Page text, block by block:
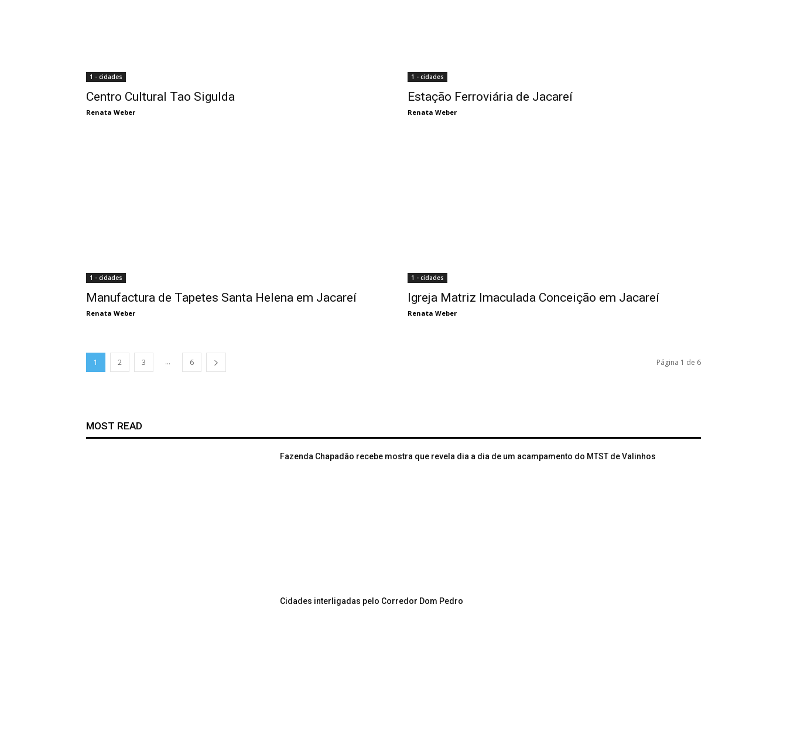
1 - cidades
Centro Cultural Tao Sigulda
Renata Weber
1 - cidades
Estação Ferroviária de Jacareí
Renata Weber
1 - cidades
Manufactura de Tapetes Santa Helena em Jacareí
Renata Weber
1 - cidades
Igreja Matriz Imaculada Conceição em Jacareí
Renata Weber
1 2 3 ... 6 Página 1 de 6
MOST READ
Fazenda Chapadão recebe mostra que revela dia a dia de um acampamento do MTST de Valinhos
Cidades interligadas pelo Corredor Dom Pedro